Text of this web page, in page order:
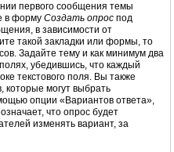
первого сообщения темы
в форму Создать опрос под
в зависимости от
такой закладки или формы, то
Задайте тему и как минимум два
убедившись, что каждый
текстового поля. Вы также
которые могут выбрать
опции «Вариантов ответа»,
что опрос будет
изменять вариант, за